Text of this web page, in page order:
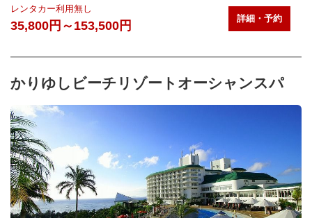
レンタカー利用無し
35,800円～153,500円
詳細・予約
かりゆしビーチリゾートオーシャンスパ